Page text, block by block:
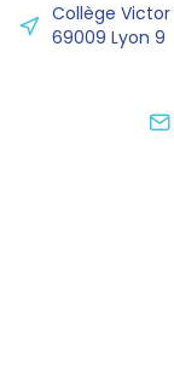
Collège
69009 Lyon 9